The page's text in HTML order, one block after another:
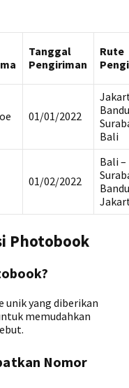
Tanggal
Pengiriman
Rute
01/01/2022
Bali
01/02/2022
Bali –
Photobook
unik yang diberikan
memudahkan
Nomor